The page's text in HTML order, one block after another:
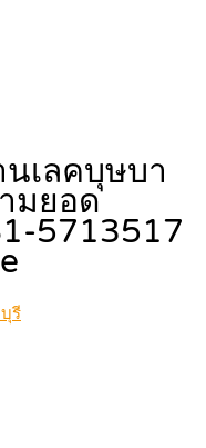
เลคบุษบา
มยอด
5713517
รี